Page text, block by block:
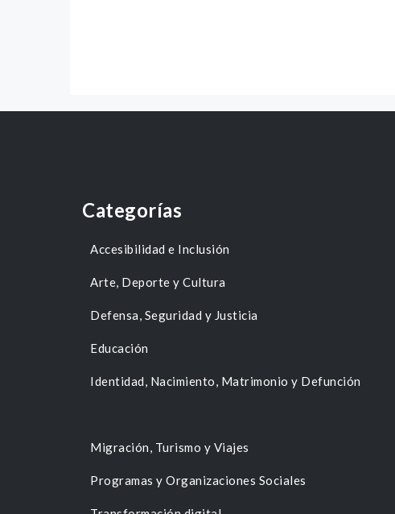
Categorías
Accesibilidad e Inclusión
Arte, Deporte y Cultura
Defensa, Seguridad y Justicia
Educación
Identidad, Nacimiento, Matrimonio y Defunción
Migración, Turismo y Viajes
Programas y Organizaciones Sociales